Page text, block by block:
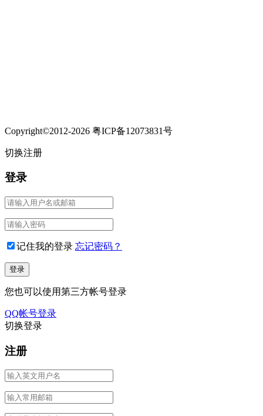
Copyright©2012-2026 粤ICP备12073831号
切换注册
登录
记住我的登录 忘记密码？
您也可以使用第三方帐号登录
QQ帐号登录
切换登录
注册